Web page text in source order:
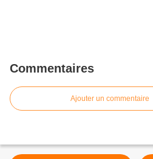
Commentaires
Ajouter un commentaire